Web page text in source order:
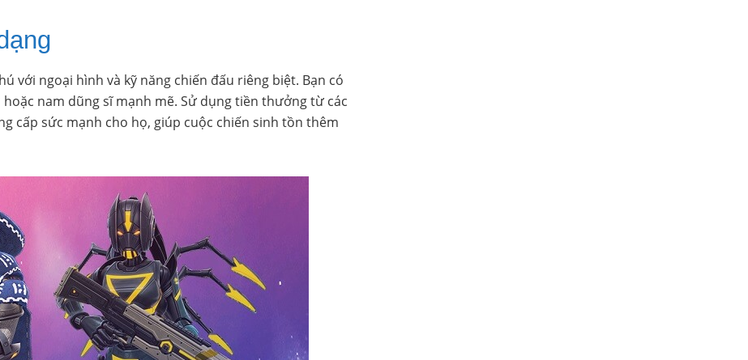
với ngoại hình và kỹ năng chiến đấu riêng biệt. Bạn có
nam dũng sĩ mạnh mẽ. Sử dụng tiền thưởng từ các
cấp sức mạnh cho họ, giúp cuộc chiến sinh tồn thêm